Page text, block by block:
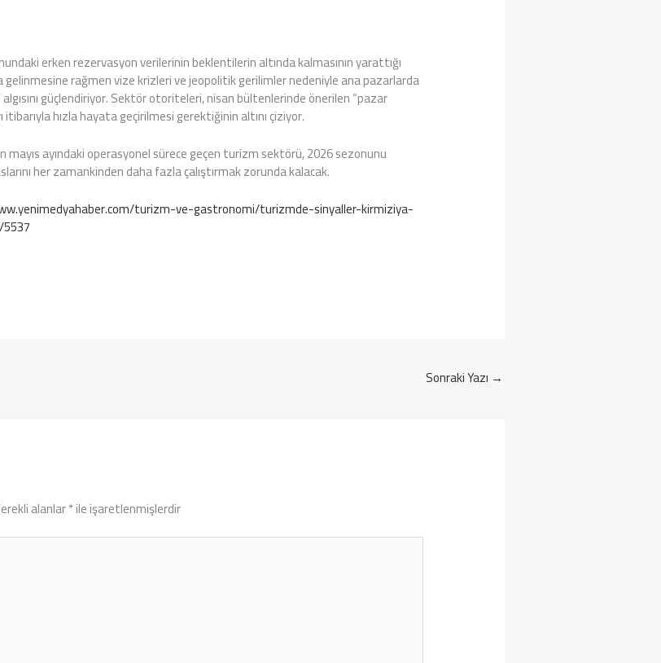
erken rezervasyon verilerinin beklentilerin altında kalmasının yarattığı
gelinmesine rağmen vize krizleri ve jeopolitik gerilimler nedeniyle ana pazarlarda
güçlendiriyor. Sektör otoriteleri, nisan bültenlerinde önerilen “pazar
hızla hayata geçirilmesi gerektiğinin altını çiziyor.
ayındaki operasyonel sürece geçen turizm sektörü, 2026 sezonunu
her zamankinden daha fazla çalıştırmak zorunda kalacak.
turizm-ve-gastronomi/turizmde-sinyaller-kirmiziya-
Sonraki Yazı →
alanlar*ile işaretlenmişlerdir